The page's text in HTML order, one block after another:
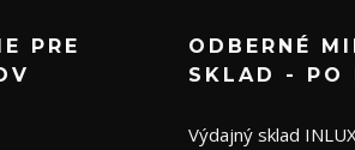
PRE
ODBERNÉ
SKLAD - PO
Výdajný sklad